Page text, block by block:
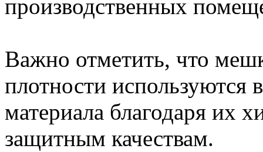
производственных
Важно отметить, что
плотности используются
материала благодаря их
защитным качествам.